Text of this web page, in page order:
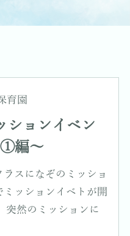
育園
ョンイベン
編～
スになぞのミッショ
ッションイベトが開
突然のミッションに